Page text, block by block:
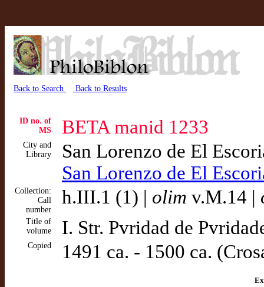
Back to Search Back to Results
ID no. of
MS
BETA manid 1233
City and
Library
San Lorenzo de El
San Lorenzo de El
Collection:
Call
number
h.III.1 (1) | olim v.M.14 |
Title of
volume
I. Str. Pvridad de
Copied 1491 ca. - 1500 ca.